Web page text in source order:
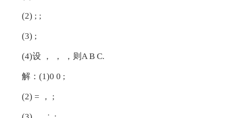
(2) ; ;
(3) ;
(4)设 ， ， ，则A B C.
解：(1)0 0 ;
(2) = ， ;